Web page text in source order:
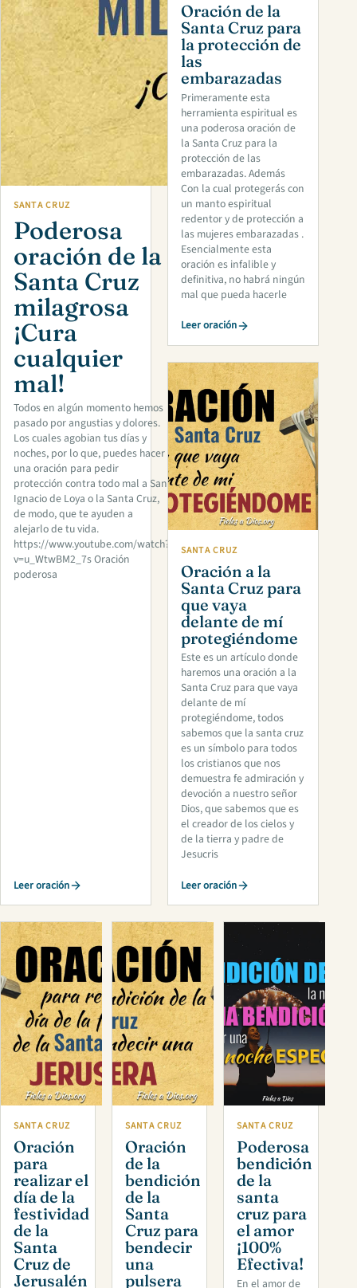
SANTA CRUZ
Poderosa
oración de la
Santa Cruz
milagrosa
¡Cura
cualquier
mal!
Todos en algún momento hemos
pasado por angustias y dolores.
Los cuales agobian tus días y
noches, por lo que, puedes hacer
una oración para pedir
protección contra todo mal a San
Ignacio de Loya o la Santa Cruz,
de modo, que te ayuden a
alejarlo de tu vida.
https://www.youtube.com/watch?
v=u_WtwBM2_7s Oración
poderosa
Leer oración
Oración de la
Santa Cruz para
la protección de
las
embarazadas
Primeramente esta
herramienta espiritual es
una poderosa oración de
la Santa Cruz para la
protección de las
embarazadas. Además
Con la cual protegerás con
un manto espiritual
redentor y de protección a
las mujeres embarazadas .
Esencialmente esta
oración es infalible y
definitiva, no habrá ningún
mal que pueda hacerle
Leer oración
SANTA CRUZ
Oración a la
Santa Cruz para
que vaya
delante de mí
protegiéndome
Este es un artículo donde
haremos una oración a la
Santa Cruz para que vaya
delante de mí
protegiéndome, todos
sabemos que la santa cruz
es un símbolo para todos
los cristianos que nos
demuestra fe admiración y
devoción a nuestro señor
Dios, que sabemos que es
el creador de los cielos y
de la tierra y padre de
Jesucris
Leer oración
SANTA CRUZ
Oración
para
realizar el
día de la
festividad
de la
Santa
Cruz de
Jerusalén
SANTA CRUZ
Oración
de la
bendición
de la
Santa
Cruz para
bendecir
una
pulsera
SANTA CRUZ
Poderosa
bendición
de la
santa
cruz para
el amor
¡100%
Efectiva!
En el amor de